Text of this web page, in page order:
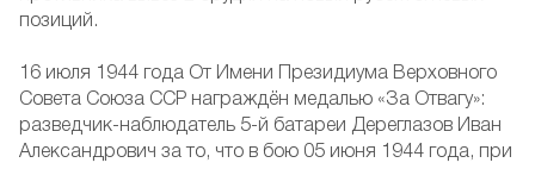
позиций.
16 июля 1944 года От Имени Президиума Верховного
Совета Союза ССР награждён медалью «За Отвагу»:
разведчик-наблюдатель 5-й батареи Дереглазов Иван
Александрович за то, что в бою 05 июня 1944 года, при